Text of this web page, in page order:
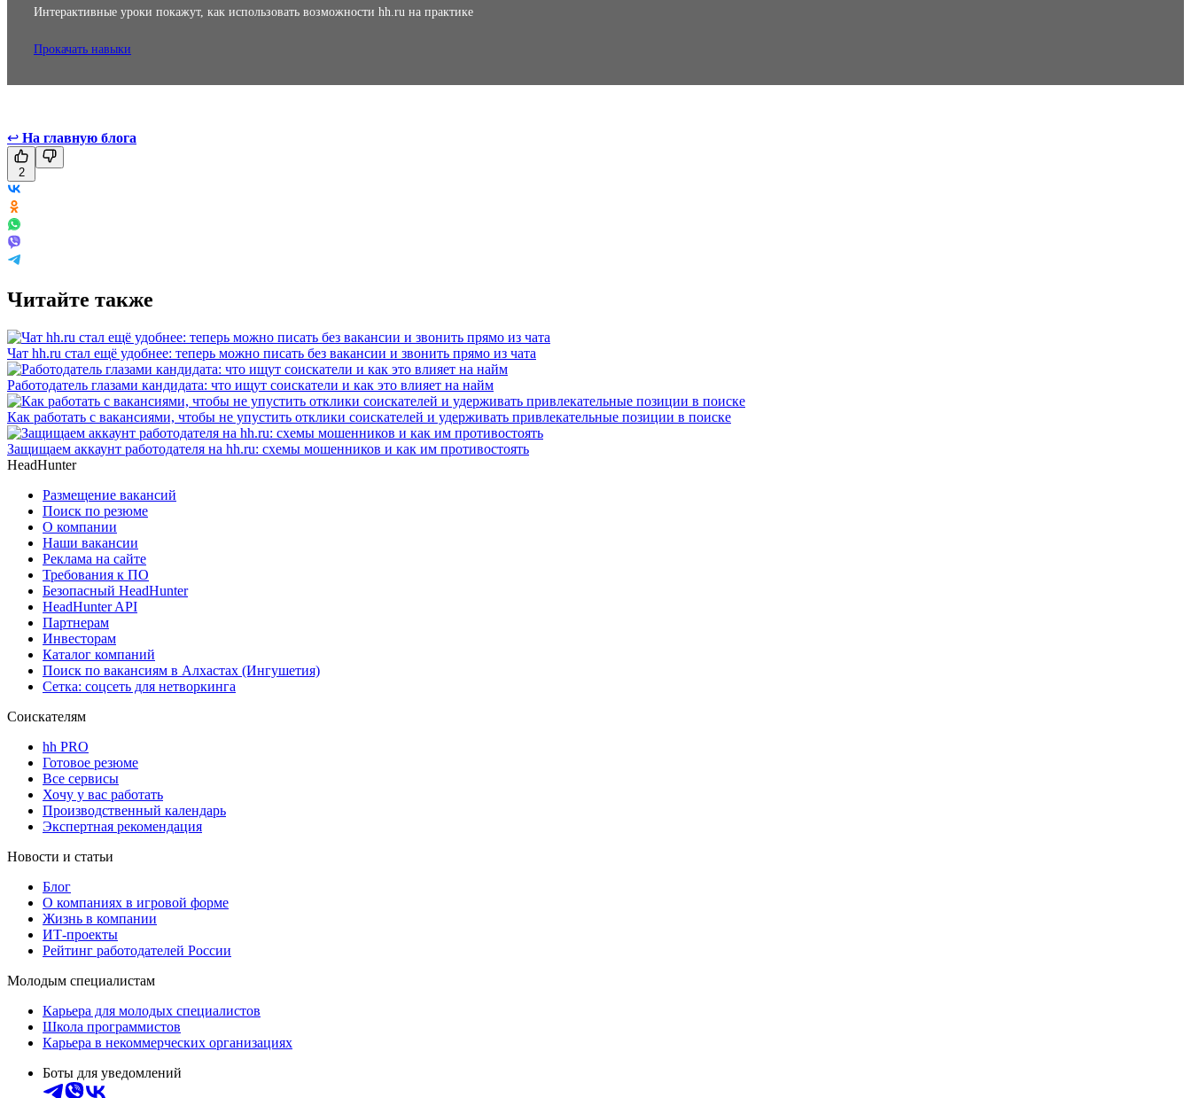
Интерактивные уроки покажут, как использовать возможности hh.ru на практике
Прокачать навыки
↩ На главную блога
2
Читайте также
Чат hh.ru стал ещё удобнее: теперь можно писать без вакансии и звонить прямо из чата
Работодатель глазами кандидата: что ищут соискатели и как это влияет на найм
Как работать с вакансиями, чтобы не упустить отклики соискателей и удерживать привлекательные позиции в поиске
Защищаем аккаунт работодателя на hh.ru: схемы мошенников и как им противостоять
HeadHunter
Размещение вакансий
Поиск по резюме
О компании
Наши вакансии
Реклама на сайте
Требования к ПО
Безопасный HeadHunter
HeadHunter API
Партнерам
Инвесторам
Каталог компаний
Поиск по вакансиям в Алхастах (Ингушетия)
Сетка: соцсеть для нетворкинга
Соискателям
hh PRO
Готовое резюме
Все сервисы
Хочу у вас работать
Производственный календарь
Экспертная рекомендация
Новости и статьи
Блог
О компаниях в игровой форме
Жизнь в компании
ИТ-проекты
Рейтинг работодателей России
Молодым специалистам
Карьера для молодых специалистов
Школа программистов
Карьера в некоммерческих организациях
Боты для уведомлений